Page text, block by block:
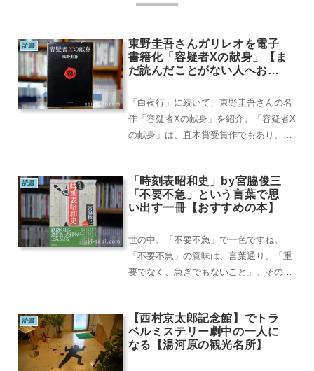
読書
東野圭吾さんガリレオを電子
書籍化「容疑者Xの献身」【ま
だ読んだことがない人へおす
「白夜行」に続いて、東野圭吾さんの名
作「容疑者Xの献身」を紹介。「容疑者X
の献身」は、直木賞受賞作でもあり、東
読書
「時刻表昭和史」by宮脇俊三
「不要不急」という言葉で思
い出す一冊【おすすめの本】
世の中、「不要不急」で一色ですね。
「不要不急」の意味は、言葉通り、「重
要でなく、急ぎでもないこと」。その基
読書
【西村京太郎記念館】でトラ
ベルミステリー劇中の一人に
なる【湯河原の観光名所】